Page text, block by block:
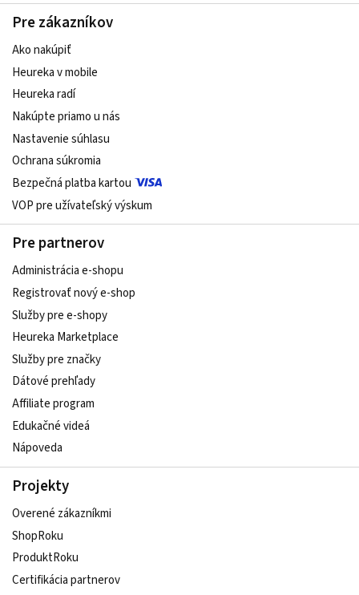
Pre zákazníkov
Ako nakúpiť
Heureka v mobile
Heureka radí
Nakúpte priamo u nás
Nastavenie súhlasu
Ochrana súkromia
Bezpečná platba kartou
VOP pre užívateľský výskum
Pre partnerov
Administrácia e-shopu
Registrovať nový e-shop
Služby pre e‑shopy
Heureka Marketplace
Služby pre značky
Dátové prehľady
Affiliate program
Edukačné videá
Nápoveda
Projekty
Overené zákazníkmi
ShopRoku
ProduktRoku
Certifikácia partnerov